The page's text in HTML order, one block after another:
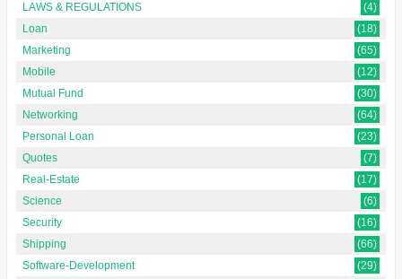
LAWS & REGULATIONS
(4)
Loan
(18)
Marketing
(65)
Mobile
(12)
Mutual Fund
(30)
Networking
(64)
Personal Loan
(23)
Quotes
(7)
Real-Estate
(17)
Science
(6)
Security
(16)
Shipping
(66)
Software-Development
(29)